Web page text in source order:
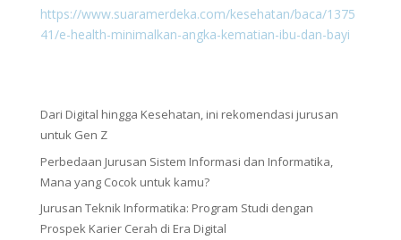
https://www.suaramerdeka.com/kesehatan/baca/1375
41/e-health-minimalkan-angka-kematian-ibu-dan-bayi
Dari Digital hingga Kesehatan, ini rekomendasi jurusan
untuk Gen Z
Perbedaan Jurusan Sistem Informasi dan Informatika,
Mana yang Cocok untuk kamu?
Jurusan Teknik Informatika: Program Studi dengan
Prospek Karier Cerah di Era Digital